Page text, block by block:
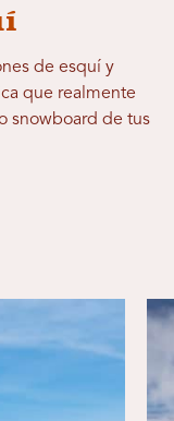
de esquí y
que realmente
snowboard de tus